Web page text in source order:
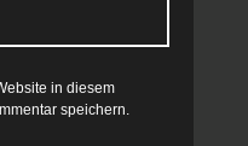
in diesem
speichern.